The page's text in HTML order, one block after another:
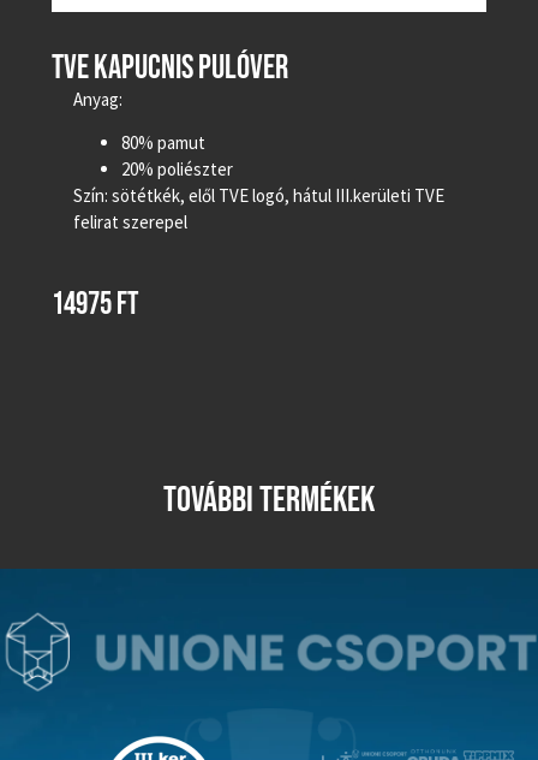
TVE KAPUCNIS PULÓVER
Anyag:
80% pamut
20% poliészter
Szín: sötétkék, elől TVE logó, hátul III.kerületi TVE
felirat szerepel
14975FT
TOVÁBBI TERMÉKEK